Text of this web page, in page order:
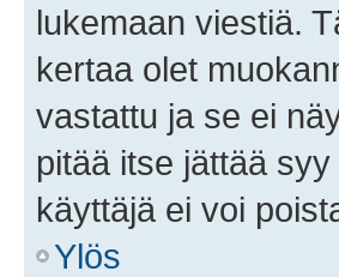
lukemaan viestiä.
kertaa olet
vastattu ja se ei
pitää itse jättää
käyttäjä ei voi
Ylös